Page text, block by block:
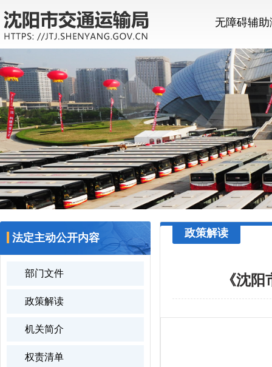
无障碍辅
法定主动公开内容
部门文件
政策解读
机关简介
权责清单
政策解读
《沈